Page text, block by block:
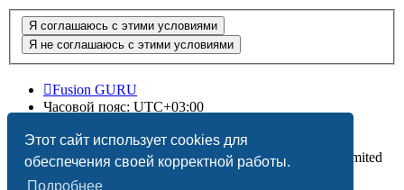
Этот сайт использует cookies для
обеспечения своей корректной работы.
Подробнее
Fusion GURU
Часовой пояс: UTC+03:00
Создано на основеphpBB® Forum Software © phpBB Limited